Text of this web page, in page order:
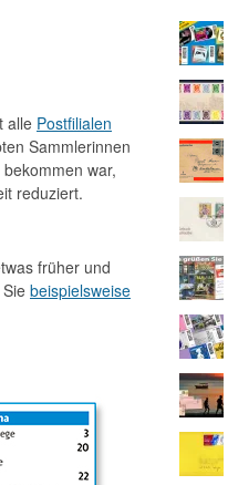
alle Postfilialen
Sammlerinnen
bekommen war,
reduziert.
früher und
beispielsweise